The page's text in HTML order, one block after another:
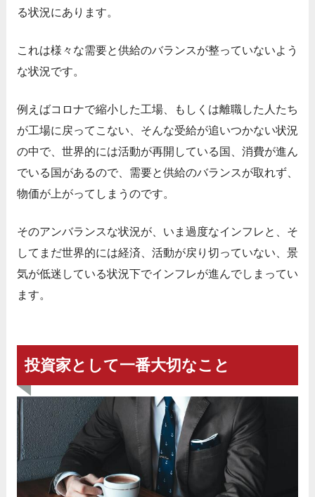
る状況にあります。
これは様々な需要と供給のバランスが整っていないよう
な状況です。
例えばコロナで縮小した工場、もしくは離職した人たち
が工場に戻ってこない、そんな受給が追いつかない状況
の中で、世界的には活動が再開している国、消費が進ん
でいる国があるので、需要と供給のバランスが取れず、
物価が上がってしまうのです。
そのアンバランスな状況が、いま過度なインフレと、そ
してまだ世界的には経済、活動が戻り切っていない、景
気が低迷している状況下でインフレが進んでしまってい
ます。
投資家として一番大切なこと